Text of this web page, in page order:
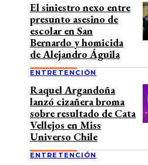
El siniestro nexo entre
presunto asesino de
escolar en San
Bernardo y homicida
de Alejandro Águila
ENTRETENCIÓN
Raquel Argandoña
lanzó cizañera broma
sobre resultado de Cata
Vellejos en Miss
Universo Chile
ENTRETENCIÓN